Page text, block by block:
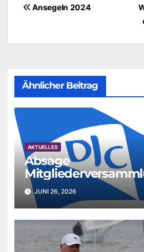
Ansegeln 2024
Ähnlicher Beitrag
AKTUELLES
Absage
JUNI 26, 2026